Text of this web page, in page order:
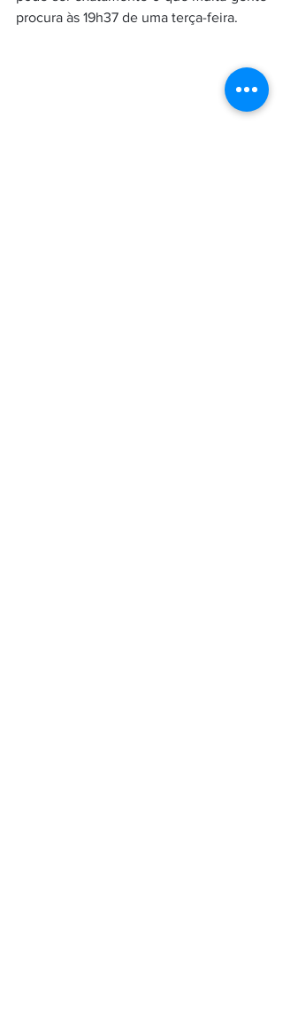
procura às 19h37 de uma terça-feira.